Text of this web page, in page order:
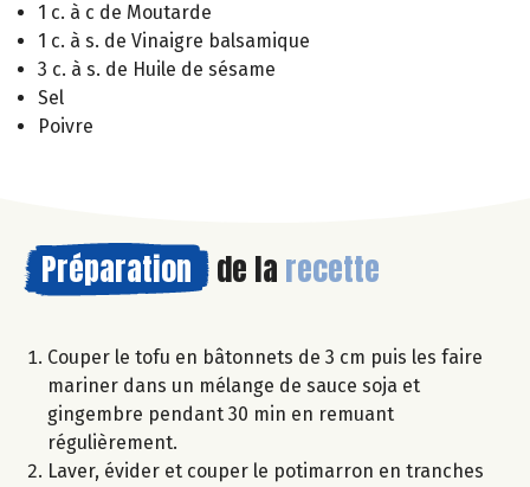
1 c. à c de Moutarde
1 c. à s. de Vinaigre balsamique
3 c. à s. de Huile de sésame
Sel
Poivre
Préparation de la recette
Couper le tofu en bâtonnets de 3 cm puis les faire
mariner dans un mélange de sauce soja et
gingembre pendant 30 min en remuant
régulièrement.
Laver, évider et couper le potimarron en tranches